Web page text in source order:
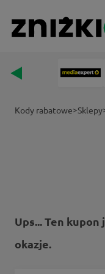
Kody rabatowe>Sklepy
Ups... Ten
okazje.